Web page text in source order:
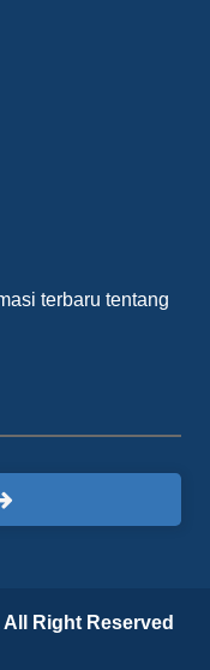
terbaru tentang
Right Reserved